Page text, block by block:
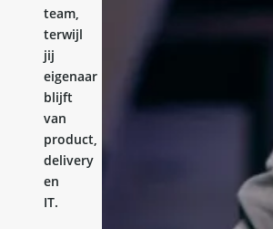
team,
terwijl
jij
eigenaar
blijft
van
product,
delivery
en
IT.